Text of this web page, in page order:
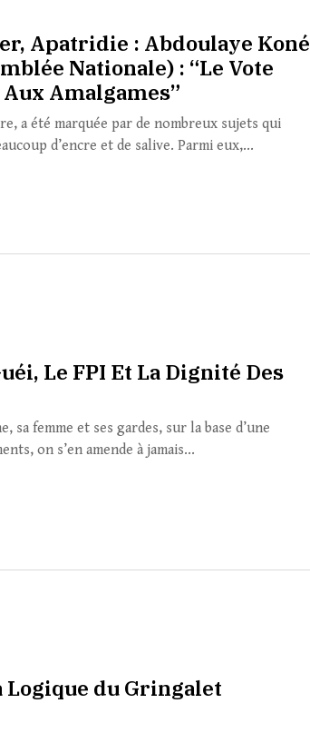
Apatridie : Abdoulaye Koné
Nationale) : “Le Vote
Amalgames”
a été marquée par de nombreux sujets qui
d’encre et de salive. Parmi eux,...
Le FPI Et La Dignité Des
sa femme et ses gardes, sur la base d’une
on s’en amende à jamais...
Logique du Gringalet